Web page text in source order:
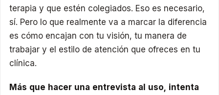
terapia y que estén colegiados. Eso es necesario,
sí. Pero lo que realmente va a marcar la diferencia
es cómo encajan con tu visión, tu manera de
trabajar y el estilo de atención que ofreces en tu
clínica.
Más que hacer una entrevista al uso, intenta